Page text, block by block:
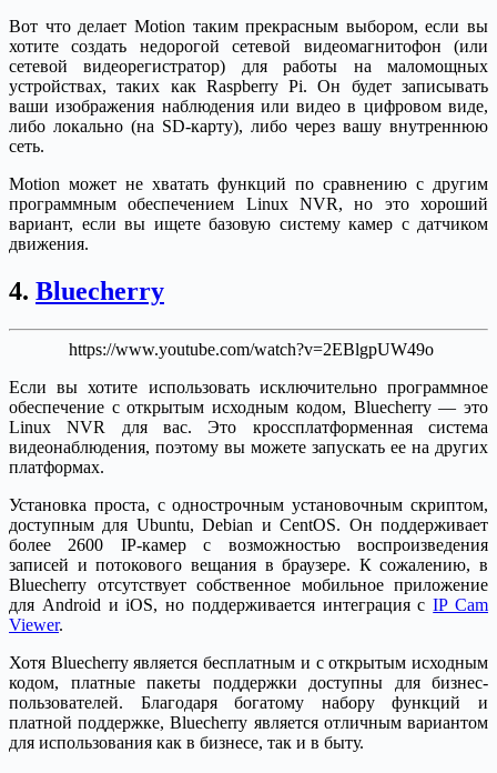
Вот что делает Motion таким прекрасным выбором, если вы
хотите создать недорогой сетевой видеомагнитофон (или
сетевой видеорегистратор) для работы на маломощных
устройствах, таких как Raspberry Pi. Он будет записывать
ваши изображения наблюдения или видео в цифровом виде,
либо локально (на SD-карту), либо через вашу внутреннюю
сеть.
Motion может не хватать функций по сравнению с другим
программным обеспечением Linux NVR, но это хороший
вариант, если вы ищете базовую систему камер с датчиком
движения.
4. Bluecherry
https://www.youtube.com/watch?v=2EBlgpUW49o
Если вы хотите использовать исключительно программное
обеспечение с открытым исходным кодом, Bluecherry — это
Linux NVR для вас. Это кроссплатформенная система
видеонаблюдения, поэтому вы можете запускать ее на других
платформах.
Установка проста, с однострочным установочным скриптом,
доступным для Ubuntu, Debian и CentOS. Он поддерживает
более 2600 IP-камер с возможностью воспроизведения
записей и потокового вещания в браузере. К сожалению, в
Bluecherry отсутствует собственное мобильное приложение
для Android и iOS, но поддерживается интеграция сIP Cam
Viewer.
Хотя Bluecherry является бесплатным и с открытым исходным
кодом, платные пакеты поддержки доступны для бизнес-
пользователей. Благодаря богатому набору функций и
платной поддержке, Bluecherry является отличным вариантом
для использования как в бизнесе, так и в быту.